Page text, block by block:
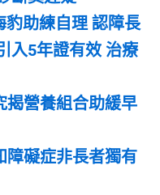
豹助練自理 認障長
入5年證有效 治療
揭營養組合助緩早
障礙症非長者獨有